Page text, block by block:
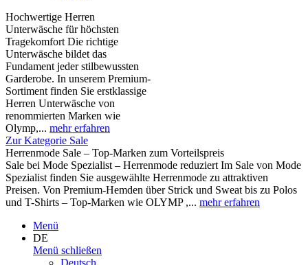
Hochwertige Herren
Unterwäsche für höchsten
Tragekomfort Die richtige
Unterwäsche bildet das
Fundament jeder stilbewussten
Garderobe. In unserem Premium-
Sortiment finden Sie erstklassige
Herren Unterwäsche von
renommierten Marken wie
Olymp,... mehr erfahren
Zur Kategorie Sale
Herrenmode Sale – Top-Marken zum Vorteilspreis
Sale bei Mode Spezialist – Herrenmode reduziert Im Sale von Mode
Spezialist finden Sie ausgewählte Herrenmode zu attraktiven
Preisen. Von Premium-Hemden über Strick und Sweat bis zu Polos
und T-Shirts – Top-Marken wie OLYMP ,... mehr erfahren
Menü
DE
Menü schließen
Deutsch